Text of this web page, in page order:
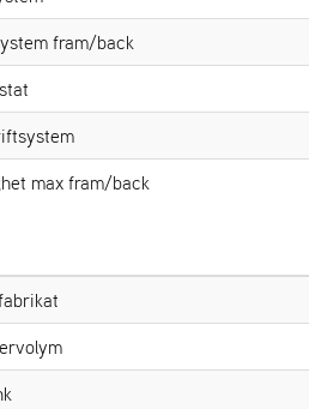
fram/back
max fram/back